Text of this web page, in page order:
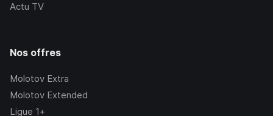
Actu TV
Nos offres
Molotov Extra
Molotov Extended
Ligue 1+